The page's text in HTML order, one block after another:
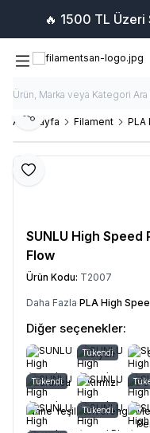
🔥 1500 TL
Ana Sayfa Filament PLA
Favoriye Ekle
Paylaş
SUNLU High
Flow
Ürün Kodu: T2007
Daha Fazla PLA High
Diğer seçenekler:
Tükendi
Siyah
Tükendi
Turuncu Kırmızı
Nane Yeşil Tükendi
Kahverengi